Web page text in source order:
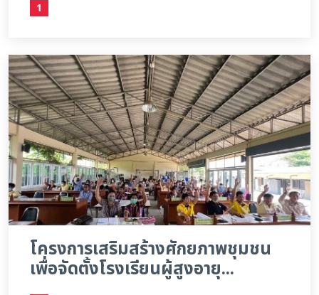
1
โครงการเสริมสร้างศักยภาพชุมชน
เพื่อจัดตั้งโรงเรียนผู้สูงอายุ...